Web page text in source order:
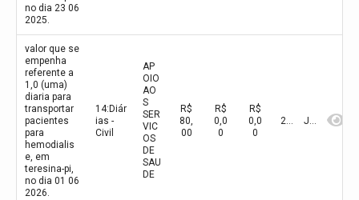
no dia 23 06
2025.
valor que se
empenha
referente a
1,0 (uma)
diaria para
transportar
pacientes
para
hemodialis
e, em
teresina-pi,
no dia 01 06
2026.
14:Diár
ias -
Civil
AP
OIO
AO
S
SER
VIC
OS
DE
SAU
DE
R$
80,
00
R$
0,0
0
R$
0,0
0
2026 Junho